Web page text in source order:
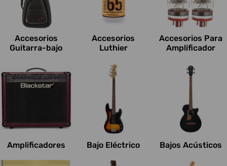
e
s
:
Accesorios
Guitarra-bajo
Accesorios
Luthier
Accesorios Para
Amplificador
Amplificadores Bajo Eléctrico Bajos Acústicos